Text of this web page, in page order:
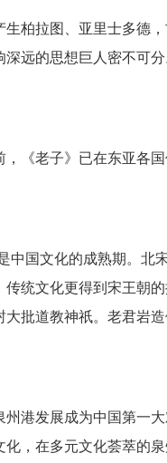
生柏拉图、亚里士多德
深远的思想巨人密不可分
，《老子》已在东亚各
中国文化的成熟期。北
传统文化更得到宋王朝
大批道教神祇。老君岩
州港发展成为中国第一
化，在多元文化荟萃的